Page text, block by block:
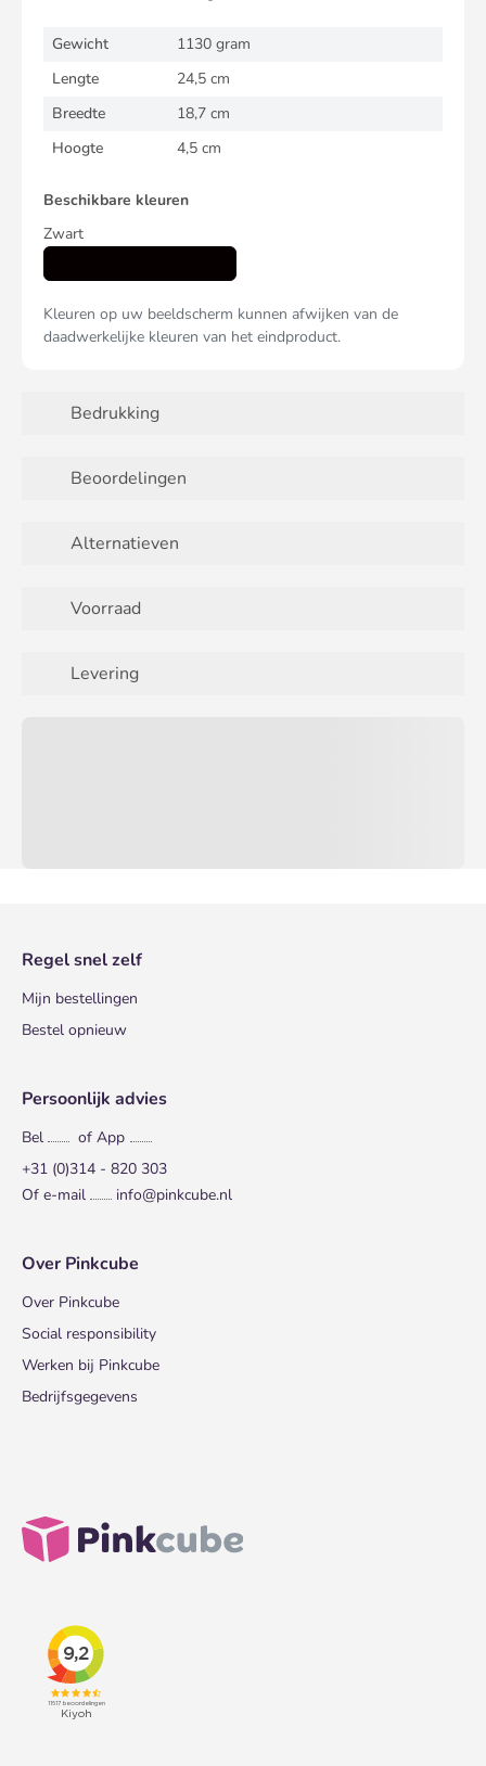
Gewicht
1130 gram
Lengte
24,5 cm
Breedte
18,7 cm
Hoogte
4,5 cm
Beschikbare kleuren
Zwart
Kleuren op uw beeldscherm kunnen afwijken van de
daadwerkelijke kleuren van het eindproduct.
Bedrukking
Beoordelingen
Alternatieven
Voorraad
Levering
Regel snel zelf
Mijn bestellingen
Bestel opnieuw
Persoonlijk advies
Bel
of App
+31 (0)314 - 820 303
Of e-mail
info@pinkcube.nl
Over Pinkcube
Over Pinkcube
Social responsibility
Werken bij Pinkcube
Bedrijfsgegevens